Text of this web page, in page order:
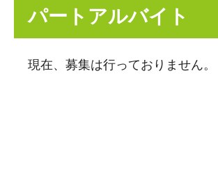
パートアルバイト
現在、募集は行っておりません。